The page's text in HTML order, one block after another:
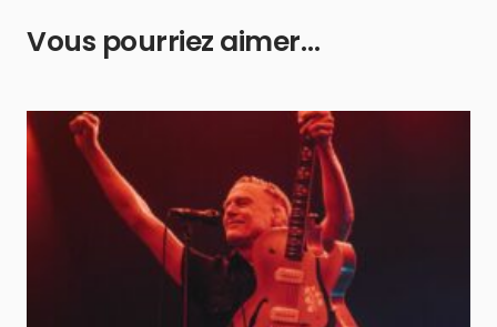
Vous pourriez aimer…